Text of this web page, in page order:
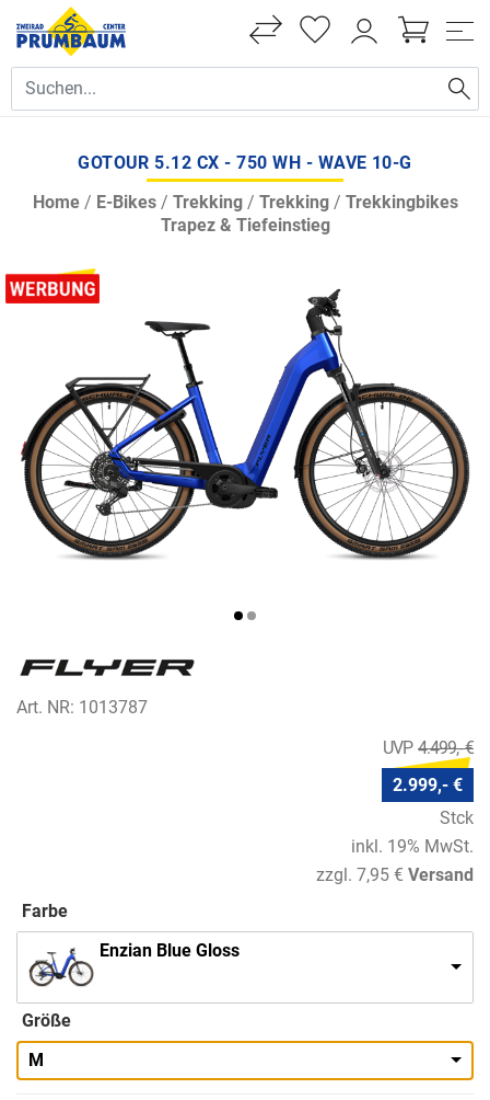
GOTOUR 5.12 CX - 750 WH - WAVE 10-G
Home/ E-Bikes/ Trekking/ Trekking/ Trekkingbikes
Trapez & Tiefeinstieg
Art. NR: 1013787
4.499,- €
2.999,- €
Stck
inkl. 19% MwSt.
zzgl. 7,95 € Versand
Farbe
Enzian Blue Gloss
Größe
M